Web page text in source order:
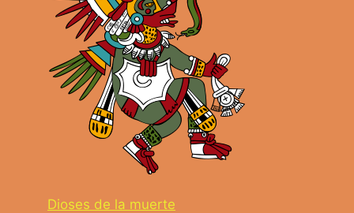
Dioses de la muerte